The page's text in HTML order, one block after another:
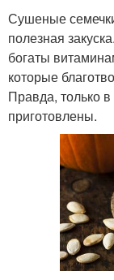
Сушеные
полезная
богаты
которые
Правда, только
приготовлены.